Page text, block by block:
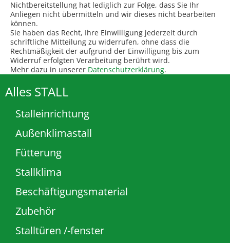
Nichtbereitstellung hat lediglich zur Folge, dass Sie Ihr
Anliegen nicht übermitteln und wir dieses nicht bearbeiten
können.
Sie haben das Recht, Ihre Einwilligung jederzeit durch
schriftliche Mitteilung zu widerrufen, ohne dass die
Rechtmäßigkeit der aufgrund der Einwilligung bis zum
Widerruf erfolgten Verarbeitung berührt wird.
Mehr dazu in unserer Datenschutzerklärung.
Alles STALL
Stalleinrichtung
Außenklimastall
Fütterung
Stallklima
Beschäftigungsmaterial
Zubehör
Stalltüren /-fenster